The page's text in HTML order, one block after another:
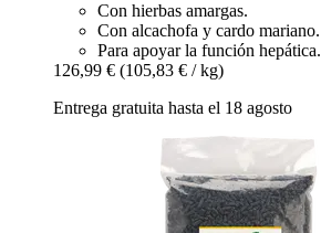
Con hierbas amargas.
Con alcachofa y cardo mariano.
Para apoyar la función hepática.
126,99 € (105,83 € / kg)
Entrega gratuita hasta el 18 agosto